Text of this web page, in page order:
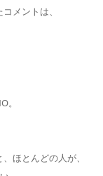
メントは、
。
ほとんどの人が、